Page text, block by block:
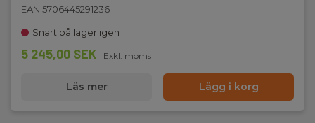
EAN 5706445291236
Snart på lager igen
5 245,00 SEK Exkl. moms
Läs mer Lägg i korg